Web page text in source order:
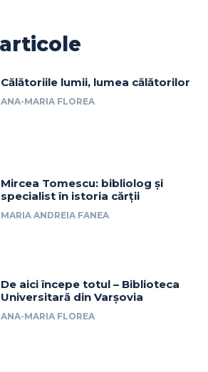
Călătoriile lumii, lumea călătorilor
ANA-MARIA FLOREA
Mircea Tomescu: bibliolog și
specialist în istoria cărții
MARIA ANDREIA FANEA
De aici începe totul – Biblioteca
Universitară din Varșovia
ANA-MARIA FLOREA